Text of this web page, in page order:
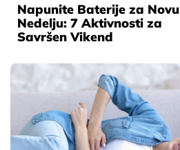
Napunite Baterije za Novu
Nedelju: 7 Aktivnosti za
Savršen Vikend